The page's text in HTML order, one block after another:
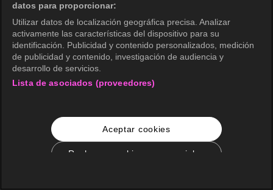
datos para proporcionar:
Utilizar datos de localización geográfica precisa. Analizar
activamente las características del dispositivo para su
identificación. Publicidad y contenido personalizados, medición
de publicidad y contenido, investigación de audiencia y
desarrollo de servicios.
Lista de asociados (proveedores)
Aceptar cookies
Rechazar cookies no esenciales